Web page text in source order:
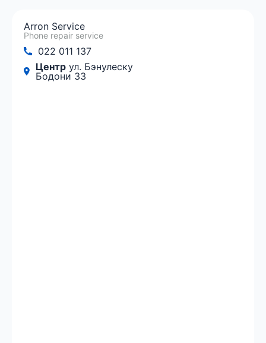
Arron Service
Phone repair service
022 011 137
Центр ул. Бэнулеску
Бодони 33